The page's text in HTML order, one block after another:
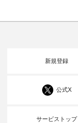
新規登録
公式X
サービストップ